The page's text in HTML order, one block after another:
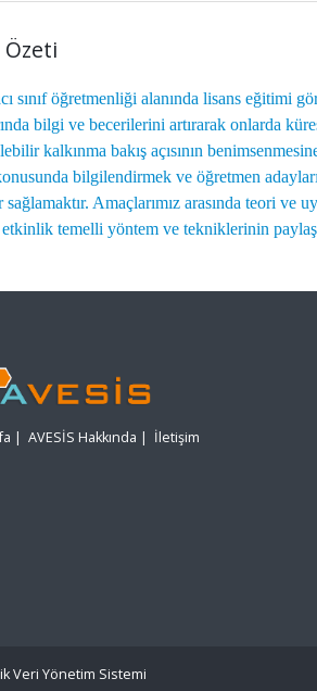
Özeti
sınıf öğretmenliği alanında lisans eğitimi
bilgi ve becerilerini artırarak onlarda
kalkınma bakış açısının
bilgilendirmek ve öğretmen
sağlamaktır. Amaçlarımız arasında teori
temelli yöntem ve tekniklerinin
| AVESİS Hakkında | İletişim
Veri Yönetim Sistemi